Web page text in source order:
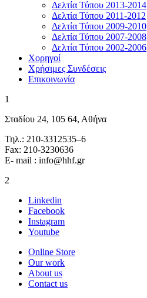
Δελτία Τύπου 2013-2014
Δελτία Τύπου 2011-2012
Δελτία Τύπου 2009-2010
Δελτία Τύπου 2007-2008
Δελτία Τύπου 2002-2006
Χορηγοί
Χρήσιμες Συνδέσεις
Επικοινωνία
1
Σταδίου 24, 105 64, Αθήνα
Τηλ.: 210-3312535–6
Fax: 210-3230636
E- mail : info@hhf.gr
2
Linkedin
Facebook
Instagram
Youtube
Online Store
Our work
About us
Contact us